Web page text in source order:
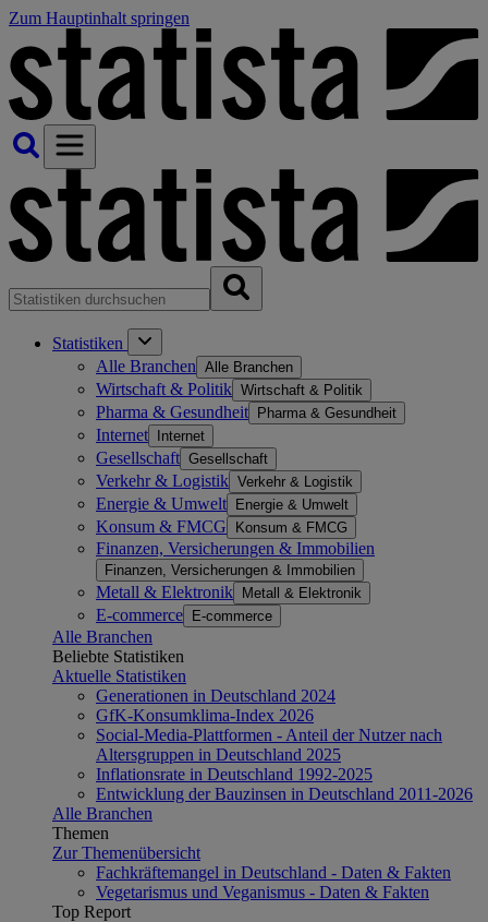
Zum Hauptinhalt springen
Statistiken
Alle Branchen Alle Branchen
Wirtschaft & Politik Wirtschaft & Politik
Pharma & Gesundheit Pharma & Gesundheit
Internet Internet
Gesellschaft Gesellschaft
Verkehr & Logistik Verkehr & Logistik
Energie & Umwelt Energie & Umwelt
Konsum & FMCG Konsum & FMCG
Finanzen, Versicherungen & Immobilien
Finanzen, Versicherungen & Immobilien
Metall & Elektronik Metall & Elektronik
E-commerce E-commerce
Alle Branchen
Beliebte Statistiken
Aktuelle Statistiken
Generationen in Deutschland 2024
GfK-Konsumklima-Index 2026
Social-Media-Plattformen - Anteil der Nutzer nach
Altersgruppen in Deutschland 2025
Inflationsrate in Deutschland 1992-2025
Entwicklung der Bauzinsen in Deutschland 2011-2026
Alle Branchen
Themen
Zur Themenübersicht
Fachkräftemangel in Deutschland - Daten & Fakten
Vegetarismus und Veganismus - Daten & Fakten
Top Report